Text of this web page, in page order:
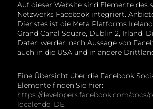
Auf dieser Website sind Elemente des
Netzwerks Facebook integriert.
Dienstes ist die Meta Platforms
Grand Canal Square, Dublin 2, Irland.
Daten werden nach Aussage von
auch in die USA und in andere
Eine Übersicht über die Facebook
Elemente finden Sie hier:
https://developers.facebook.com/docs/
locale=de_DE.